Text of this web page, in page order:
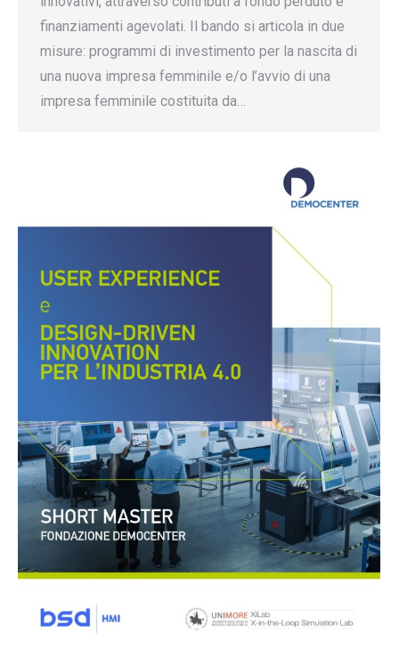
finanziamenti agevolati. Il bando si articola in due
misure: programmi di investimento per la nascita di
una nuova impresa femminile e/o l’avvio di una
impresa femminile costituita da…